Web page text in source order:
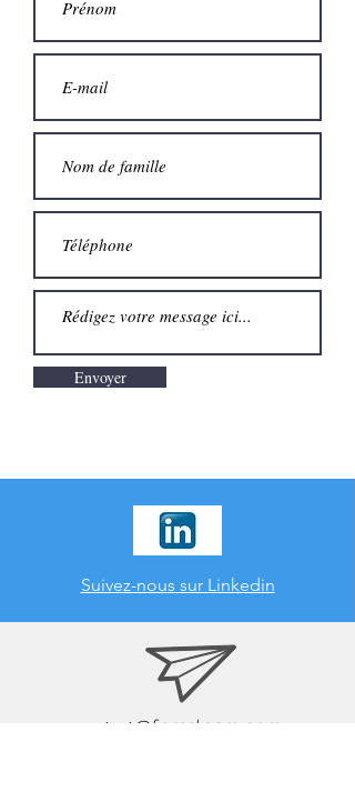
Envoyer
Suivez-nous sur Linkedin
contact @foresteam.com